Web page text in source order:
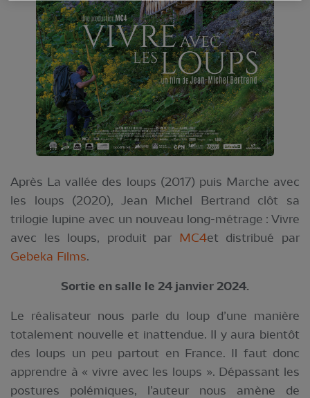
Après La vallée des loups (2017) puis Marche avec
les loups (2020), Jean Michel Bertrand clôt sa
trilogie lupine avec un nouveau long-métrage : Vivre
avec les loups, produit par MC4et distribué par
Gebeka Films.
Sortie en salle le 24 janvier 2024.
Le réalisateur nous parle du loup d’une manière
totalement nouvelle et inattendue. Il y aura bientôt
des loups un peu partout en France. Il faut donc
apprendre à « vivre avec les loups ». Dépassant les
postures polémiques, l’auteur nous amène de